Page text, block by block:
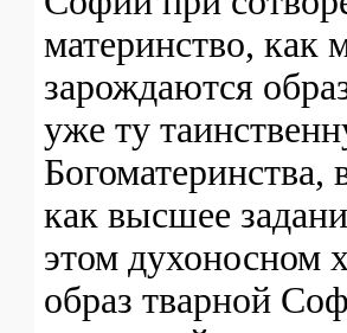
материнство, как
зарождаются
уже ту
Богоматеринства,
как высшее
этом духоносном
образ тварной